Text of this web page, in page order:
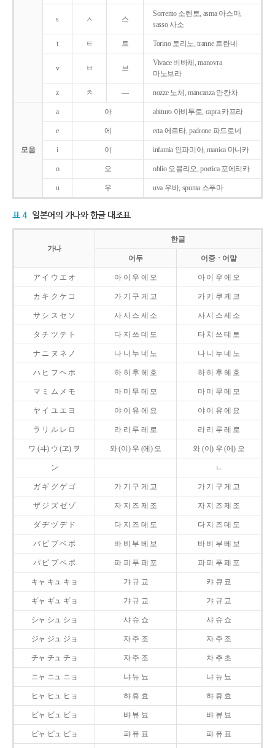
s ㅅ 스
Sorrento 소렌토, asma 아스마,
sasso 사소
t ㅌ 트 Torino 토리노, tranne 트란네
v ㅂ 브
Vivace 비바체, manovra
마노브라
z ㅊ ― nozze 노체, mancanza 만칸차
모음
a 아 abituro 아비투로, capra 카프라
e 에 erta 에르타, padrone 파드로네
i 이 infamia 인파미아, manica 마니카
o 오 oblio 오블리오, poetica 포에티카
u 우 uva 우바, spuma 스푸마
표 4 일본어의 가나와 한글 대조표
가나
한글
어두 어중ㆍ어말
ア イ ウ エ オ 아 이 우 에 오 아 이 우 에 오
カ キ ク ケ コ 가 기 구 게 고 카 키 쿠 케 코
サ シ ス セ ソ 사 시 스 세 소 사 시 스 세 소
タ チ ツ テ ト 다 지 쓰 데 도 타 치 쓰 테 토
ナ ニ ヌ ネ ノ 나 니 누 네 노 나 니 누 네 노
ハ ヒ フ ヘ ホ 하 히 후 헤 호 하 히 후 헤 호
マ ミ ム メ モ 마 미 무 메 모 마 미 무 메 모
ヤ イ ユ エ ヨ 야 이 유 에 요 야 이 유 에 요
ラ リ ル レ ロ 라 리 루 레 로 라 리 루 레 로
ワ (ヰ) ウ (ヱ) ヲ 와 (이) 우 (에) 오 와 (이) 우 (에) 오
ン ㄴ
ガ ギ グ ゲ ゴ 가 기 구 게 고 가 기 구 게 고
ザ ジ ズ ゼ ゾ 자 지 즈 제 조 자 지 즈 제 조
ダ ヂ ヅ デ ド 다 지 즈 데 도 다 지 즈 데 도
バ ビ ブ ベ ボ 바 비 부 베 보 바 비 부 베 보
パ ピ プ ペ ポ 파 피 푸 페 포 파 피 푸 페 포
キャ キュ キョ 갸 규 교 캬 큐 쿄
ギャ ギュ ギョ 갸 규 교 갸 규 교
シャ シュ ショ 샤 슈 쇼 샤 슈 쇼
ジャ ジュ ジョ 자 주 조 자 주 조
チャ チュ チョ 자 주 조 차 추 초
ニャ ニュ ニョ 냐 뉴 뇨 냐 뉴 뇨
ヒャ ヒュ ヒョ 햐 휴 효 햐 휴 효
ビャ ビュ ビョ 뱌 뷰 뵤 뱌 뷰 뵤
ピャ ピュ ピョ 퍄 퓨 표 퍄 퓨 표